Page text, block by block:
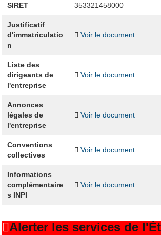
SIRET 353321458000
Justificatif
d'immatriculatio
n
Voir le document
Liste des
dirigeants de
l'entreprise
Voir le document
Annonces
légales de
l'entreprise
Voir le document
Conventions
collectives
Voir le document
Informations
complémentaire
s INPI
Voir le document
Alerter les services de